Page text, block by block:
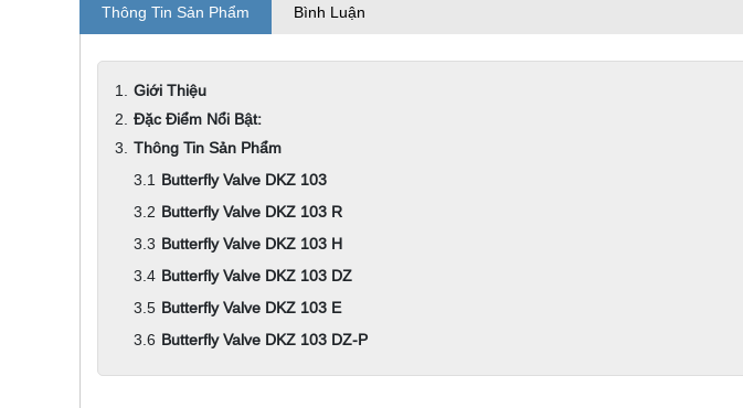
Thông Tin Sản Phẩm Bình Luận
Giới Thiệu
Đặc Điểm Nổi Bật:
Thông Tin Sản Phẩm
Butterfly Valve DKZ 103
Butterfly Valve DKZ 103 R
Butterfly Valve DKZ 103 H
Butterfly Valve DKZ 103 DZ
Butterfly Valve DKZ 103 E
Butterfly Valve DKZ 103 DZ-P